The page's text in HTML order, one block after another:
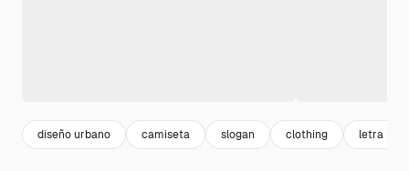
diseño urbano camiseta slogan clothing letra